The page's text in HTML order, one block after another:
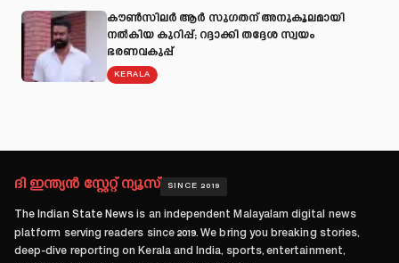
കൗൺസിലർ ആർ സുഗതന് അനുകൂലമായി
നല്‍കിയ കുറിപ്പ്; റദ്ദാക്കി തദ്ദേശ സ്വയം
ഭരണവകുപ്പ്
KERALA
ദി ഇന്ത്യൻ സ്റ്റേറ്റ് ന്യൂസ് SINCE 2019
The Indian State News is an independent Malayalam digital news
platform serving readers since 2019. We bring you breaking stories,
deep-dive reporting on Kerala and India, sports, entertainment,